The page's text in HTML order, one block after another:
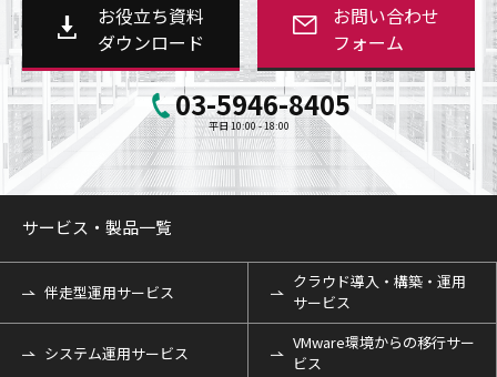
お役立ち資料
ダウンロード
お問い合わせ
フォーム
03-5946-8405
平日 10:00 - 18:00
サービス・製品一覧
伴走型運用サービス
クラウド導入・構築・運用
サービス
システム運用サービス
VMware環境からの移行サー
ビス